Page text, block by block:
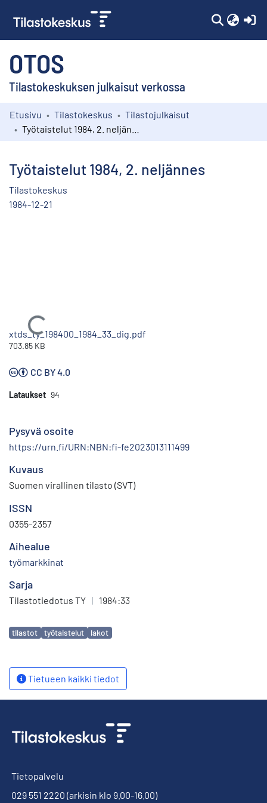
OTOS
Tilastokeskuksen julkaisut verkossa
Kokoelmat
Etusivu Tilastokeskus
Tilastojulkaisut
Työtaistelut 1984, 2. neljännes
Tilastokeskus
1984-12-21
Ladataan...
xtds_ty_198400_1984_33_dig.pdf
703.85 KB
CC BY 4.0
Lataukset 94
Pysyvä osoite
https://urn.fi/URN:NBN:fi-fe2023013111499
Kuvaus
Suomen virallinen tilasto (SVT)
ISSN
0355-2357
Aihealue
työmarkkinat
Sarja
Tilastotiedotus TY | 1984:33
Avainsanat
tilastot työtaistelut lakot
Tietueen kaikki tiedot
Tietopalvelu
029 551 2220 (arkisin klo 9.00-16.00)